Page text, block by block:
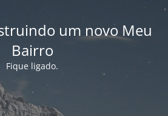
um novo Meu
Bairro
Fique ligado.